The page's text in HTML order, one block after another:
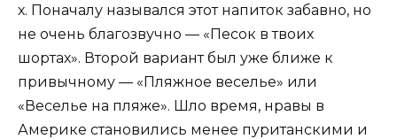
х. Поначалу назывался этот напиток забавно, но
не очень благозвучно — «Песок в твоих
шортах». Второй вариант был уже ближе к
привычному — «Пляжное веселье» или
«Веселье на пляже». Шло время, нравы в
Америке становились менее пуританскими и